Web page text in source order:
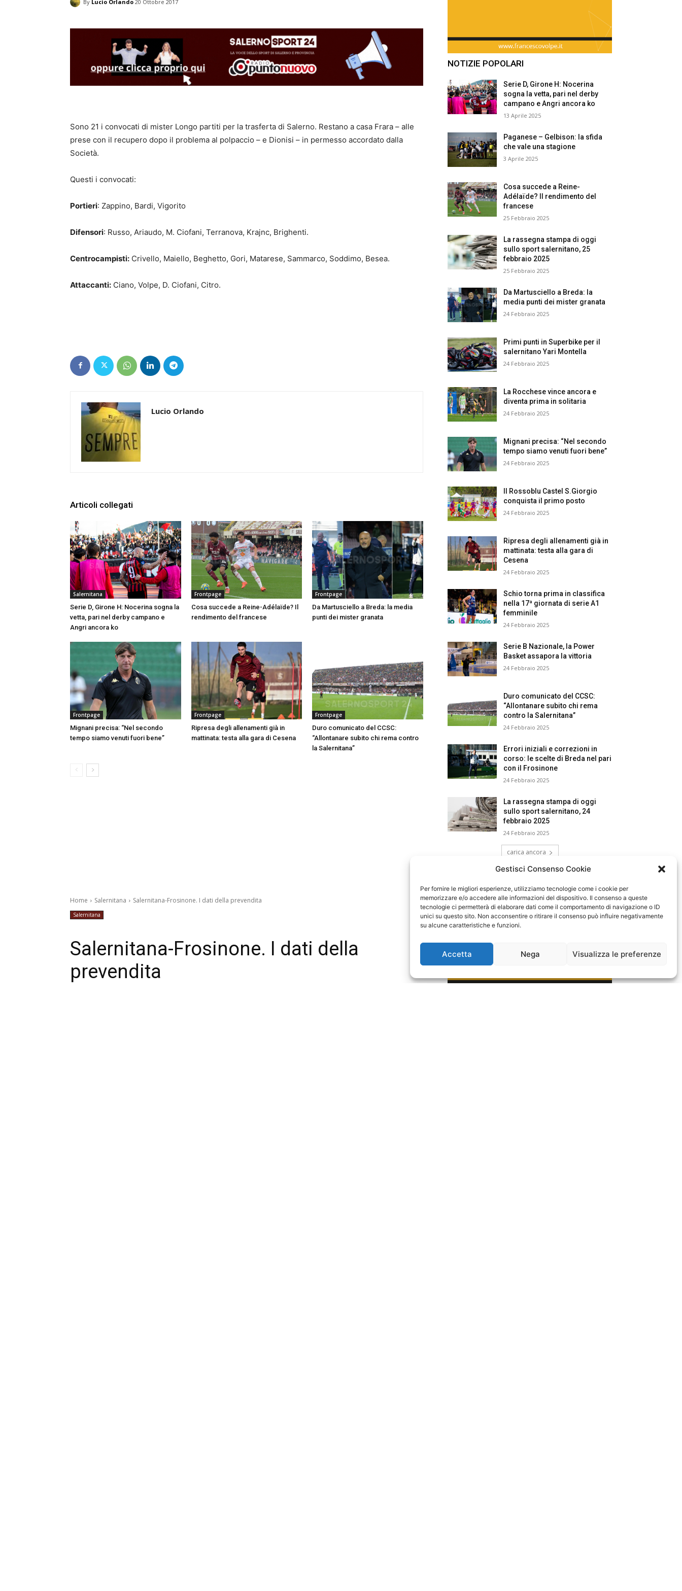
Gestisci Consenso Cookie
Per fornire le migliori esperienze, utilizziamo tecnologie come i cookie per
memorizzare e/o accedere alle informazioni del dispositivo. Il consenso a queste
tecnologie ci permetterà di elaborare dati come il comportamento di navigazione o ID
unici su questo sito. Non acconsentire o ritirare il consenso può influire negativamente
su alcune caratteristiche e funzioni.
Accetta Nega Visualizza le preferenze
By Lucio Orlando 20 Ottobre 2017
Sono 21 i convocati di mister Longo partiti per la trasferta di Salerno. Restano a casa Frara – alle
prese con il recupero dopo il problema al polpaccio – e Dionisi – in permesso accordato dalla
Società.
Questi i convocati:
Portieri: Zappino, Bardi, Vigorito
Difensori: Russo, Ariaudo, M. Ciofani, Terranova, Krajnc, Brighenti.
Centrocampisti: Crivello, Maiello, Beghetto, Gori, Matarese, Sammarco, Soddimo, Besea.
Attaccanti: Ciano, Volpe, D. Ciofani, Citro.
Lucio Orlando
Articoli collegati
Salernitana
Serie D, Girone H: Nocerina sogna la
vetta, pari nel derby campano e
Angri ancora ko
Frontpage
Cosa succede a Reine-Adélaïde? Il
rendimento del francese
Frontpage
Da Martusciello a Breda: la media
punti dei mister granata
Frontpage
Mignani precisa: “Nel secondo
tempo siamo venuti fuori bene”
Frontpage
Ripresa degli allenamenti già in
mattinata: testa alla gara di Cesena
Frontpage
Duro comunicato del CCSC:
“Allontanare subito chi rema contro
la Salernitana”
NOTIZIE POPOLARI
Serie D, Girone H: Nocerina
sogna la vetta, pari nel derby
campano e Angri ancora ko
13 Aprile 2025
Paganese – Gelbison: la sfida
che vale una stagione
3 Aprile 2025
Cosa succede a Reine-
Adélaïde? Il rendimento del
francese
25 Febbraio 2025
La rassegna stampa di oggi
sullo sport salernitano, 25
febbraio 2025
25 Febbraio 2025
Da Martusciello a Breda: la
media punti dei mister granata
24 Febbraio 2025
Primi punti in Superbike per il
salernitano Yari Montella
24 Febbraio 2025
La Rocchese vince ancora e
diventa prima in solitaria
24 Febbraio 2025
Mignani precisa: “Nel secondo
tempo siamo venuti fuori bene”
24 Febbraio 2025
Il Rossoblu Castel S.Giorgio
conquista il primo posto
24 Febbraio 2025
Ripresa degli allenamenti già in
mattinata: testa alla gara di
Cesena
24 Febbraio 2025
Schio torna prima in classifica
nella 17ª giornata di serie A1
femminile
24 Febbraio 2025
Serie B Nazionale, la Power
Basket assapora la vittoria
24 Febbraio 2025
Duro comunicato del CCSC:
“Allontanare subito chi rema
contro la Salernitana”
24 Febbraio 2025
Errori iniziali e correzioni in
corso: le scelte di Breda nel pari
con il Frosinone
24 Febbraio 2025
La rassegna stampa di oggi
sullo sport salernitano, 24
febbraio 2025
24 Febbraio 2025
carica ancora